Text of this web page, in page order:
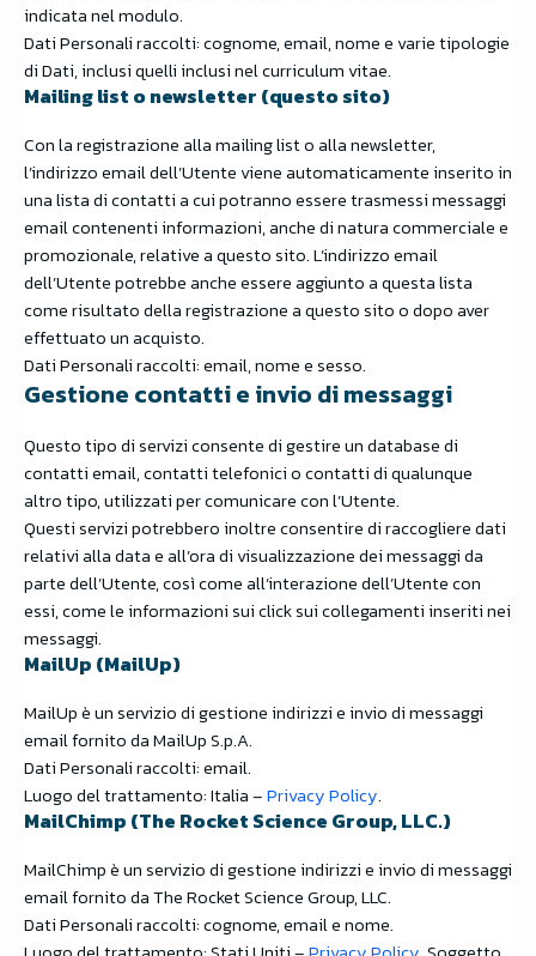
indicata nel modulo.
Dati Personali raccolti: cognome, email, nome e varie tipologie
di Dati, inclusi quelli inclusi nel curriculum vitae.
Mailing list o newsletter (questo sito)
Con la registrazione alla mailing list o alla newsletter,
l’indirizzo email dell’Utente viene automaticamente inserito in
una lista di contatti a cui potranno essere trasmessi messaggi
email contenenti informazioni, anche di natura commerciale e
promozionale, relative a questo sito. L’indirizzo email
dell’Utente potrebbe anche essere aggiunto a questa lista
come risultato della registrazione a questo sito o dopo aver
effettuato un acquisto.
Dati Personali raccolti: email, nome e sesso.
Gestione contatti e invio di messaggi
Questo tipo di servizi consente di gestire un database di
contatti email, contatti telefonici o contatti di qualunque
altro tipo, utilizzati per comunicare con l’Utente.
Questi servizi potrebbero inoltre consentire di raccogliere dati
relativi alla data e all’ora di visualizzazione dei messaggi da
parte dell’Utente, così come all’interazione dell’Utente con
essi, come le informazioni sui click sui collegamenti inseriti nei
messaggi.
MailUp (MailUp)
MailUp è un servizio di gestione indirizzi e invio di messaggi
email fornito da MailUp S.p.A.
Dati Personali raccolti: email.
Luogo del trattamento: Italia –Privacy Policy.
MailChimp (The Rocket Science Group, LLC.)
MailChimp è un servizio di gestione indirizzi e invio di messaggi
email fornito da The Rocket Science Group, LLC.
Dati Personali raccolti: cognome, email e nome.